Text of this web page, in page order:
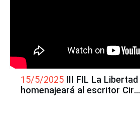
15/5/2025 III FIL La Libertad
homenajeará al escritor Ciro